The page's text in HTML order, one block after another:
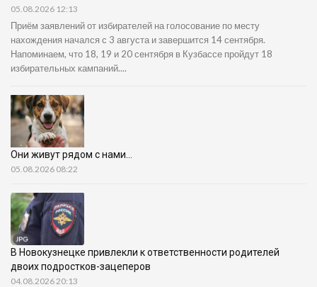
05.08.2026 12:13
Приём заявлений от избирателей на голосование по месту
нахождения начался с 3 августа и завершится 14 сентября.
Напоминаем, что 18, 19 и 20 сентября в Кузбассе пройдут 18
избирательных кампаний....
Они живут рядом с нами…
05.08.2026 08:22
В Новокузнецке привлекли к ответственности родителей
двоих подростков-зацеперов
04.08.2026 20:13